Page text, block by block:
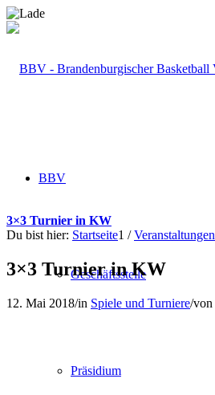
BBV
Geschäftsstelle
Präsidium
3×3 Turnier in KW
Du bist hier: Startseite1 / Veranstaltungen
3×3 Turnier in KW
12. Mai 2018/in Spiele und Turniere/von